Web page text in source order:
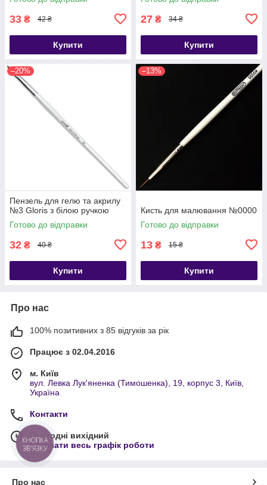
33 ₴ 42 ₴
Купити
27 ₴ 34 ₴
Купити
–20%
Пензель для гелю та акрилу
№3 Gloris з білою ручкою
Готово до відправки
32 ₴ 40 ₴
Купити
–13%
Кисть для малювання №0000
Готово до відправки
13 ₴ 15 ₴
Купити
Про нас
100% позитивних з 85 відгуків за рік
Працює з 02.04.2016
м. Київ
вул. Левка Лук'яненка (Тимошенка), 19, корпус 3, Київ,
Україна
Контакти
Сьогодні вихідний
Показати весь графік роботи
Про нас
КНОПКА
ЗВ'ЯЗКУ